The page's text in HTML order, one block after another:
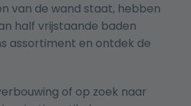
van de wand staat, hebben
half vrijstaande baden
assortiment en ontdek de
of op zoek naar